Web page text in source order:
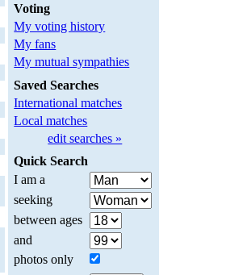
Voting
My voting history
My fans
My mutual sympathies
Saved Searches
International matches
Local matches
edit searches »
Quick Search
I am a
seeking
between ages
and
photos only